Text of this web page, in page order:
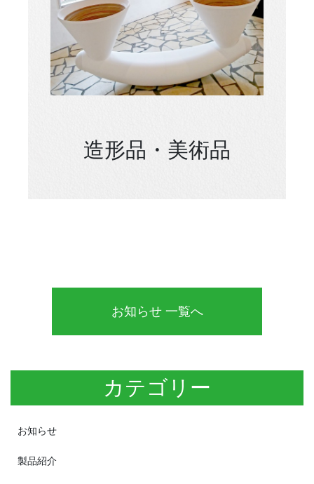
造形品・美術品
お知らせ 一覧へ
カテゴリー
お知らせ
製品紹介